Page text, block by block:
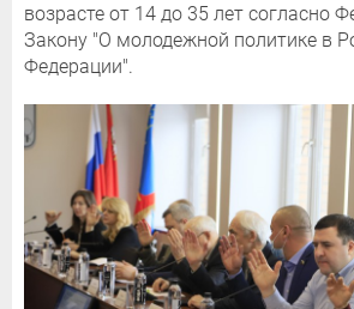
возрасте от 14 до 35 лет согласно
Закону "О молодежной политике в
Федерации".